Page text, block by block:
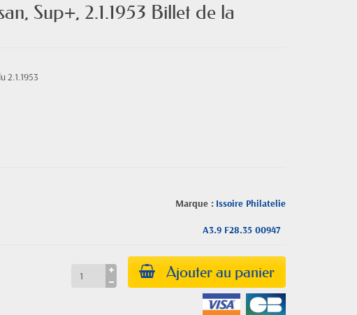
Sup+, 2.1.1953 Billet de la
2.1.1953
Marque : Issoire Philatelie
A3.9 F28.35 00947
Ajouter au panier